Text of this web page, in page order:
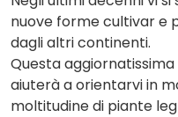
nuove forme cultivar e
dagli altri continenti.
Questa aggiornatissima
aiuterà a orientarvi in
moltitudine di piante